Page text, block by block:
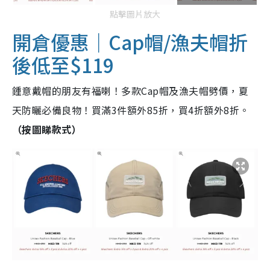
點擊圖片放大
開倉優惠｜Cap帽/漁夫帽折
後低至$119
鍾意戴帽的朋友有福喇！多款Cap帽及漁夫帽劈價，夏
天防曬必備良物！買滿3件額外85折，買4折額外8折。
（按圖睇款式）